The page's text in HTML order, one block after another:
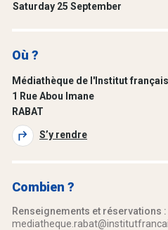
Saturday 25 September
Où ?
Médiathèque de l'Institut
1 Rue Abou Imane
RABAT
S’y rendre
Combien ?
Renseignements et réservations :